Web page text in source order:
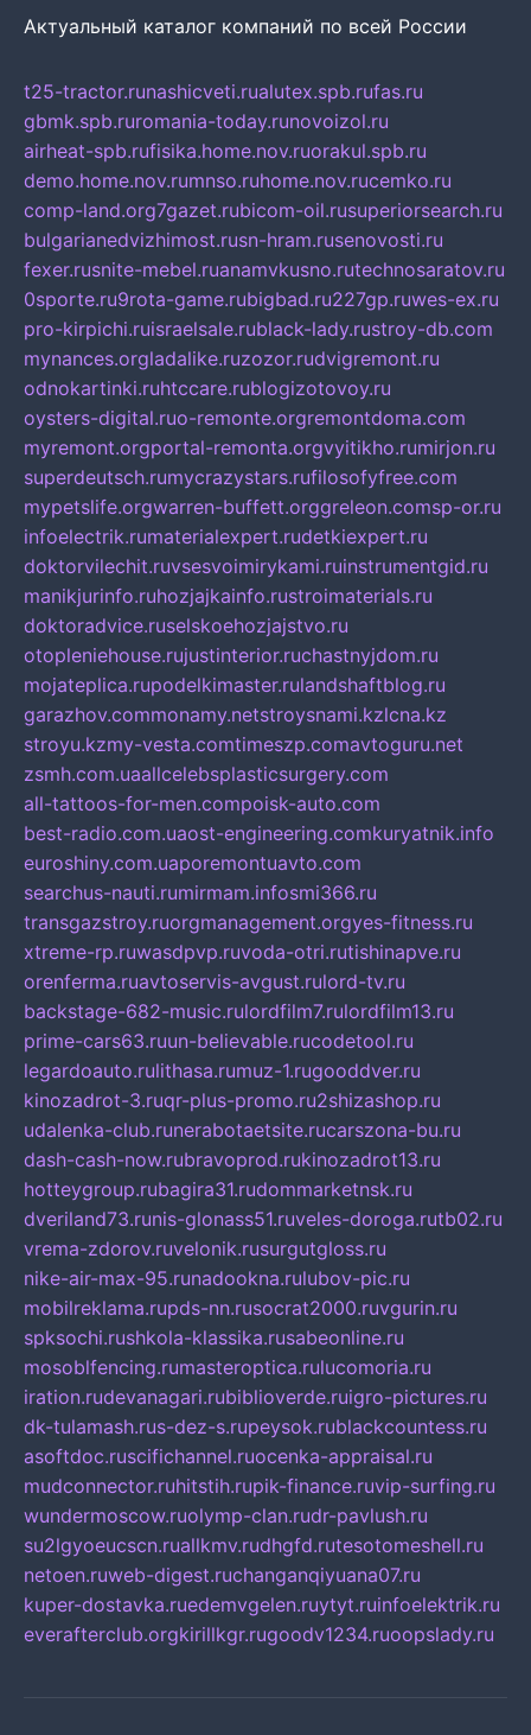
Актуальный каталог компаний по всей России
t25-tractor.runashicveti.rualutex.spb.rufas.ru
gbmk.spb.ruromania-today.runovoizol.ru
airheat-spb.rufisika.home.nov.ruorakul.spb.ru
demo.home.nov.rumnso.ruhome.nov.rucemko.ru
comp-land.org7gazet.rubicom-oil.rusuperiorsearch.ru
bulgarianedvizhimost.rusn-hram.rusenovosti.ru
fexer.rusnite-mebel.ruanamvkusno.rutechnosaratov.ru
0sporte.ru9rota-game.rubigbad.ru227gp.ruwes-ex.ru
pro-kirpichi.ruisraelsale.rublack-lady.rustroy-db.com
mynances.orgladalike.ruzozor.rudvigremont.ru
odnokartinki.ruhtccare.rublogizotovoy.ru
oysters-digital.ruo-remonte.orgremontdoma.com
myremont.orgportal-remonta.orgvyitikho.rumirjon.ru
superdeutsch.rumycrazystars.rufilosofyfree.com
mypetslife.orgwarren-buffett.orggreleon.comsp-or.ru
infoelectrik.rumaterialexpert.rudetkiexpert.ru
doktorvilechit.ruvsesvoimirykami.ruinstrumentgid.ru
manikjurinfo.ruhozjajkainfo.rustroimaterials.ru
doktoradvice.ruselskoehozjajstvo.ru
otopleniehouse.rujustinterior.ruchastnyjdom.ru
mojateplica.rupodelkimaster.rulandshaftblog.ru
garazhov.commonamy.netstroysnami.kzlcna.kz
stroyu.kzmy-vesta.comtimeszp.comavtoguru.net
zsmh.com.uaallcelebsplasticsurgery.com
all-tattoos-for-men.compoisk-auto.com
best-radio.com.uaost-engineering.comkuryatnik.info
euroshiny.com.uaporemontuavto.com
searchus-nauti.rumirmam.infosmi366.ru
transgazstroy.ruorgmanagement.orgyes-fitness.ru
xtreme-rp.ruwasdpvp.ruvoda-otri.rutishinapve.ru
orenferma.ruavtoservis-avgust.rulord-tv.ru
backstage-682-music.rulordfilm7.rulordfilm13.ru
prime-cars63.ruun-believable.rucodetool.ru
legardoauto.rulithasa.rumuz-1.rugooddver.ru
kinozadrot-3.ruqr-plus-promo.ru2shizashop.ru
udalenka-club.runerabotaetsite.rucarszona-bu.ru
dash-cash-now.rubravoprod.rukinozadrot13.ru
hotteygroup.rubagira31.rudommarketnsk.ru
dveriland73.runis-glonass51.ruveles-doroga.rutb02.ru
vrema-zdorov.ruvelonik.rusurgutgloss.ru
nike-air-max-95.runadookna.rulubov-pic.ru
mobilreklama.rupds-nn.rusocrat2000.ruvgurin.ru
spksochi.rushkola-klassika.rusabeonline.ru
mosoblfencing.rumasteroptica.rulucomoria.ru
iration.rudevanagari.rubiblioverde.ruigro-pictures.ru
dk-tulamash.rus-dez-s.rupeysok.rublackcountess.ru
asoftdoc.ruscifichannel.ruocenka-appraisal.ru
mudconnector.ruhitstih.rupik-finance.ruvip-surfing.ru
wundermoscow.ruolymp-clan.rudr-pavlush.ru
su2lgyoeucscn.ruallkmv.rudhgfd.rutesotomeshell.ru
netoen.ruweb-digest.ruchanganqiyuana07.ru
kuper-dostavka.ruedemvgelen.ruytyt.ruinfoelektrik.ru
everafterclub.orgkirillkgr.rugoodv1234.ruoopslady.ru